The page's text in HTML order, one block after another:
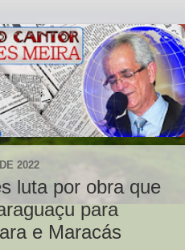
2022
luta por obra que
para
e Maracás